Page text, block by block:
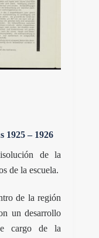
1925 – 1926
de la
de la escuela.
de la región
un desarrollo
cargo de la